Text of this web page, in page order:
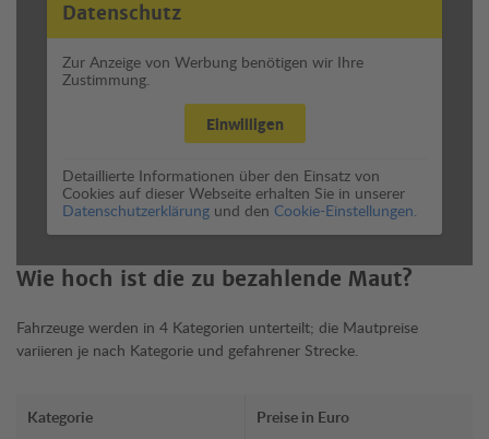
Datenschutz
Zur Anzeige von Werbung benötigen wir Ihre
Zustimmung.
Einwilligen
Detaillierte Informationen über den Einsatz von
Cookies auf dieser Webseite erhalten Sie in unserer
Datenschutzerklärung und den Cookie-Einstellungen.
Wie hoch ist die zu bezahlende Maut?
Fahrzeuge werden in 4 Kategorien unterteilt; die Mautpreise
variieren je nach Kategorie und gefahrener Strecke.
Kategorie Preise in Euro